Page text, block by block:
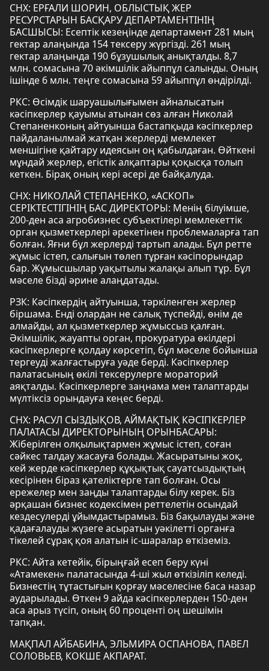
СНХ: ЕРҒАЛИ ШОРИН, ОБЛЫСТЫҚ ЖЕР
РЕСУРСТАРЫН БАСҚАРУ ДЕПАРТАМЕНТІНІҢ
БАСШЫСЫ: Есептік кезеңінде департамент 281 мың
гектар алаңында 154 тексеру жүргізді. 261 мың
гектар алаңында 190 бұзушылық анықталды. 8,7
млн. сомасына 70 әкімшілік айыппұл салынды. Оның
ішінде 6 млн. теңге сомасына 59 айыппұл өндірілді.
РКС: Өсімдік шаруашылығымен айналысатын
кәсіпкерлер қауымы атынан сөз алған Николай
Степаненконың айтуынша бастапқыда кәсіпкерлер
пайдаланылмай жатқан жерлерді мемлекет
меншігіне қайтару идеясын оң қабылдаған. Өйткені
мұндай жерлер, егістік алқаптары қоқысқа толып
кеткен. Бірақ оның кері әсері де байқалуда.
СНХ: НИКОЛАЙ СТЕПАНЕНКО, «АСКОП»
СЕРІКТЕСТІГІНІҢ БАС ДИРЕКТОРЫ: Менің білуімше,
200-ден аса агробизнес субъектілері мемлекеттік
орган қызметкерлері әрекетінен проблемаларға тап
болған. Яғни бұл жерлерді тартып алады. Бұл ретте
жұмыс істеп, салығын төлеп тұрған кәсіпорындар
бар. Жұмысшылар уақытылы жалақы алып тұр. Бұл
мәселе бізді әрине алаңдатады.
РЗК: Кәсіпкердің айтуынша, тәркіленген жерлер
біршама. Енді олардан не салық түспейді, өнім де
алмайды, ал қызметкерлер жұмыссыз қалған.
Әкімшілік, жауапты орган, прокуратура өкілдері
кәсіпкерлерге қолдау көрсетіп, бұл мәселе бойынша
тергеуді жалғастыруға уәде берді. Кәсіпкерлер
палатасының өкілі тексерулерге мораторий
аяқталды. Кәсіпкерлерге заңнама мен талаптарды
мүлтіксіз орындауға кеңес берді.
СНХ: РАСУЛ СЫЗДЫҚОВ, АЙМАҚТЫҚ КӘСІПКЕРЛЕР
ПАЛАТАСЫ ДИРЕКТОРЫНЫҢ ОРЫНБАСАРЫ:
Жіберілген олқылықтармен жұмыс істеп, соған
сәйкес талдау жасауға болады. Жасыратыны жоқ,
кей жерде кәсіпкерлер құқықтық сауатсыздықтың
кесірінен біраз қателіктерге тап болған. Осы
ережелер мен заңды талаптарды білу керек. Біз
әрқашан бизнес кодексімен реттелетін осындай
кездесулерді ұйымдастырамыз. Біз бақылауды және
қадағалауды жүзеге асыратын уәкілетті органға
тікелей сұрақ қоя алатын іс-шаралар өткіземіз.
РКС: Айта кетейік, бірыңғай есеп беру күні
«Атамекен» палатасында 4-ші жыл өткізіліп келеді.
Бизнестің тұтастығын қорғау мәселесіне баса назар
аударылады. Өткен 9 айда кәсіпкерлерден 150-ден
аса арыз түсіп, оның 60 проценті оң шешімін
тапқан.
МАҚПАЛ АЙБАБИНА, ЭЛЬМИРА ОСПАНОВА, ПАВЕЛ
СОЛОВЬЕВ, КОКШЕ АКПАРАТ.